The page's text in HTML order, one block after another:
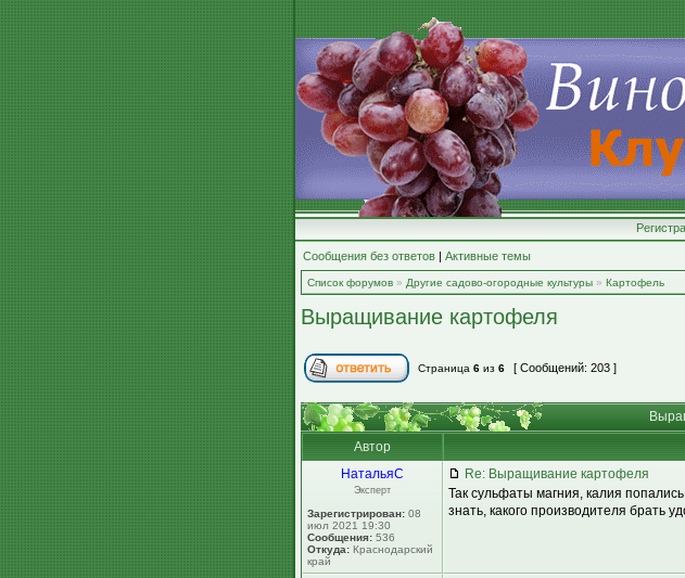
Сообщения без ответов | Активные темы
Список форумов » Другие садово-огородные культуры » Картофель
Выращивание картофеля
Страница 6 из 6 [ Сообщений: 203 ]
Автор
НатальяС
Эксперт
Зарегистрирован: 08
июл 2021 19:30
Сообщения: 536
Откуда: Краснодарский
край
Re: Выращивание картофеля
Так сульфаты магния, калия
знать, какого производителя брать